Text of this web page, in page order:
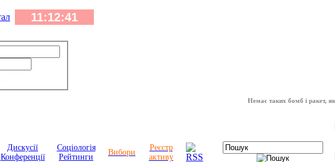
Немає таких бомб і ракет, які
Дискусії
Конференції
Соціологія
Рейтинги
Вибори
Реєстр
активу